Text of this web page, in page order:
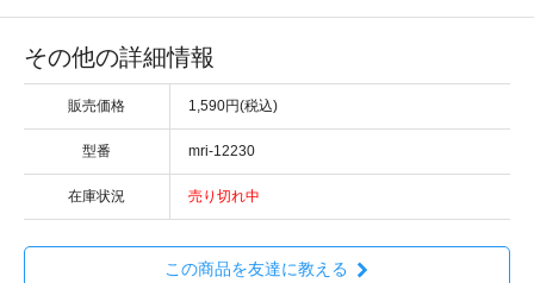
その他の詳細情報
販売価格 1,590円(税込)
型番 mri-12230
在庫状況 売り切れ中
この商品を友達に教える